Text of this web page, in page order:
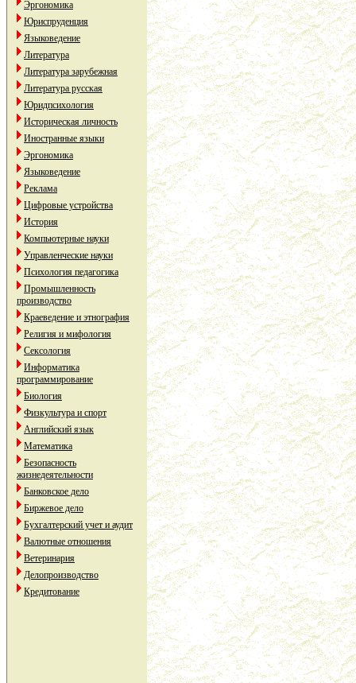
Эргономика
Юриспруденция
Языковедение
Литература
Литература зарубежная
Литература русская
Юридпсихология
Историческая личность
Иностранные языки
Эргономика
Языковедение
Реклама
Цифровые устройства
История
Компьютерные науки
Управленческие науки
Психология педагогика
Промышленность
производство
Краеведение и этнография
Религия и мифология
Сексология
Информатика
программирование
Биология
Физкультура и спорт
Английский язык
Математика
Безопасность
жизнедеятельности
Банковское дело
Биржевое дело
Бухгалтерский учет и аудит
Валютные отношения
Ветеринария
Делопроизводство
Кредитование